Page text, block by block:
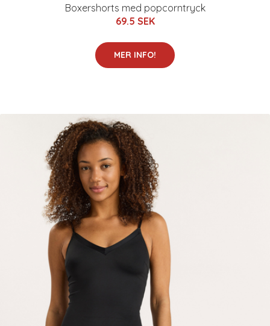
Boxershorts med popcorntryck
69.5 SEK
MER INFO!